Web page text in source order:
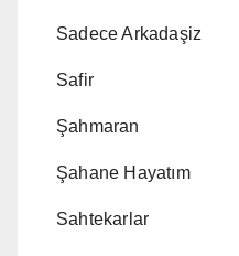
Sadece Arkadaşiz
Safir
Şahmaran
Şahane Hayatım
Sahtekarlar